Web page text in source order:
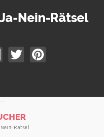
Nein-Rätsel
Rätsel